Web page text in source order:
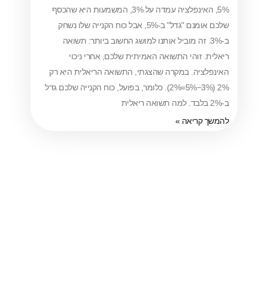
5%, האינפלציה עמדה על 3%, המשמעות היא שהכסף
שלכם אומנם "גדל" ב-5%, אבל כוח הקנייה שלו נשחק
זה מוביל אותנו למושג החשוב ביותר: תשואה
התשואה האמיתית שלכם, אחרי ניכוי
במקרה שהצגתי, התשואה הריאלית היא רק
2% (3%−5%=2%). כלומר, בפועל, כוח הקנייה שלכם גדל